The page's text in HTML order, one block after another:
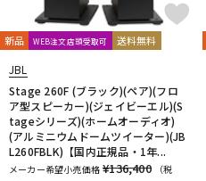
新品 WEB注文店頭受取可 送料無料
JBL
Stage 260F (ブラック)(ペア)(フロ
ア型スピーカー)(ジェイビーエル)(S
tageシリーズ)(ホームオーディオ)
(アルミニウムドームツイーター)(JB
L260FBLK)【国内正規品・1年...
メーカー希望小売価格 ¥136,400
（税